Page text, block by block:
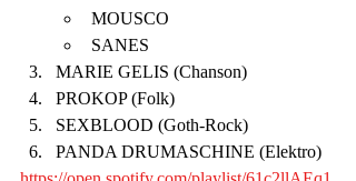
MOUSCO
SANES
MARIE GELIS (Chanson)
PROKOP (Folk)
SEXBLOOD (Goth-Rock)
PANDA DRUMASCHINE (Elektro)